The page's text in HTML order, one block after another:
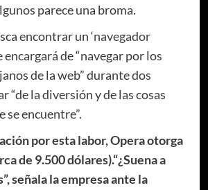
parece una broma.
encontrar un‘navegador
encargará de “navegar por los
de la web” durante dos
“de la diversión y de las cosas
se encuentre”.
por esta labor, Opera otorga
de 9.500 dólares).“¿Suena a
señala la empresa ante la